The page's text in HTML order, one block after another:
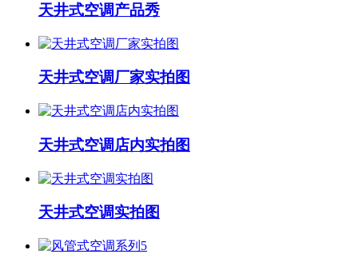
天井式空调产品秀
天井式空调厂家实拍图
天井式空调店内实拍图
天井式空调实拍图